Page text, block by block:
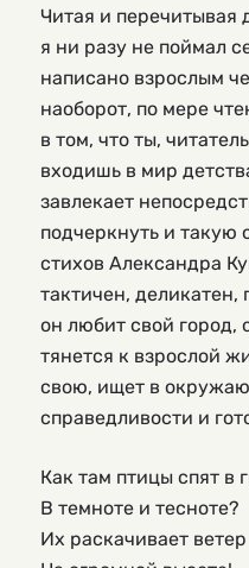
Читая и
я ни разу не поймал
написано взрослым
наоборот, по мере
в том, что ты,
входишь в мир
завлекает
подчеркнуть и такую
стихов Александра
тактичен,
он любит свой город,
тянется к взрослой
свою, ищет в
справедливости и
Как там птицы спят в
В темноте и тесноте?
Их раскачивает ветер